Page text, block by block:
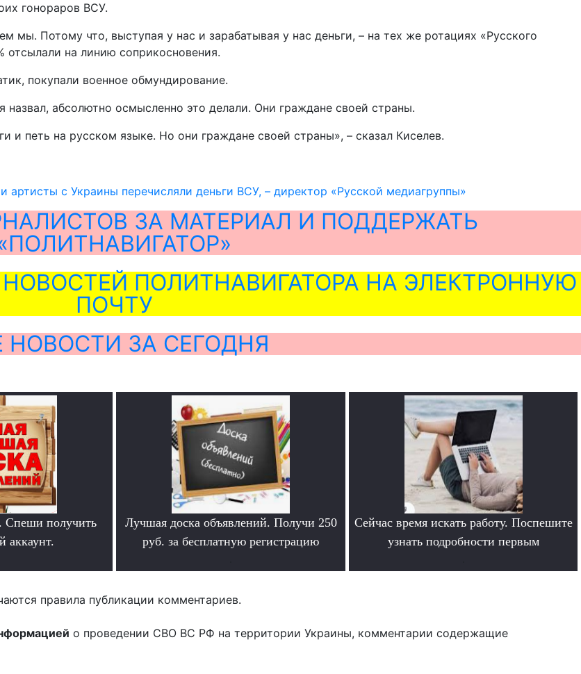
гонораров ВСУ.
мы. Потому что, выступая у нас и зарабатывая у нас деньги, – на тех же ротациях «Русского
на линию соприкосновения.
покупали военное обмундирование.
абсолютно осмысленно это делали. Они граждане своей страны.
и петь на русском языке. Но они граждане своей страны», – сказал Киселев.
артисты с Украины перечисляли деньги ВСУ, – директор «Русской медиагруппы»
ЗА МАТЕРИАЛ И ПОДДЕРЖАТЬ
ПОЛИТНАВИГАТОРА НА ЭЛЕКТРОННУЮ
ПОЧТУ
НОВОСТИ ЗА СЕГОДНЯ
Спеши получить
аккаунт.
Лучшая доска объявлений. Получи 250
руб. за бесплатную регистрацию
Сейчас время искать работу. Поспешите
узнать подробности первым
правила публикации комментариев.
о проведении СВО ВС РФ на территории Украины, комментарии содержащие